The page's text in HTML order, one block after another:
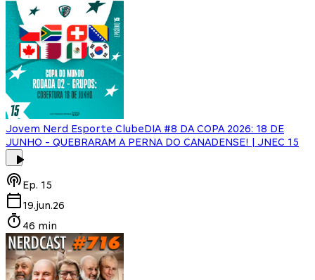
Jovem Nerd Esporte ClubeDIA #8 DA COPA 2026: 18 DE
JUNHO - QUEBRARAM A PERNA DO CANADENSE! | JNEC 15
Ep. 15
19.jun.26
46 min